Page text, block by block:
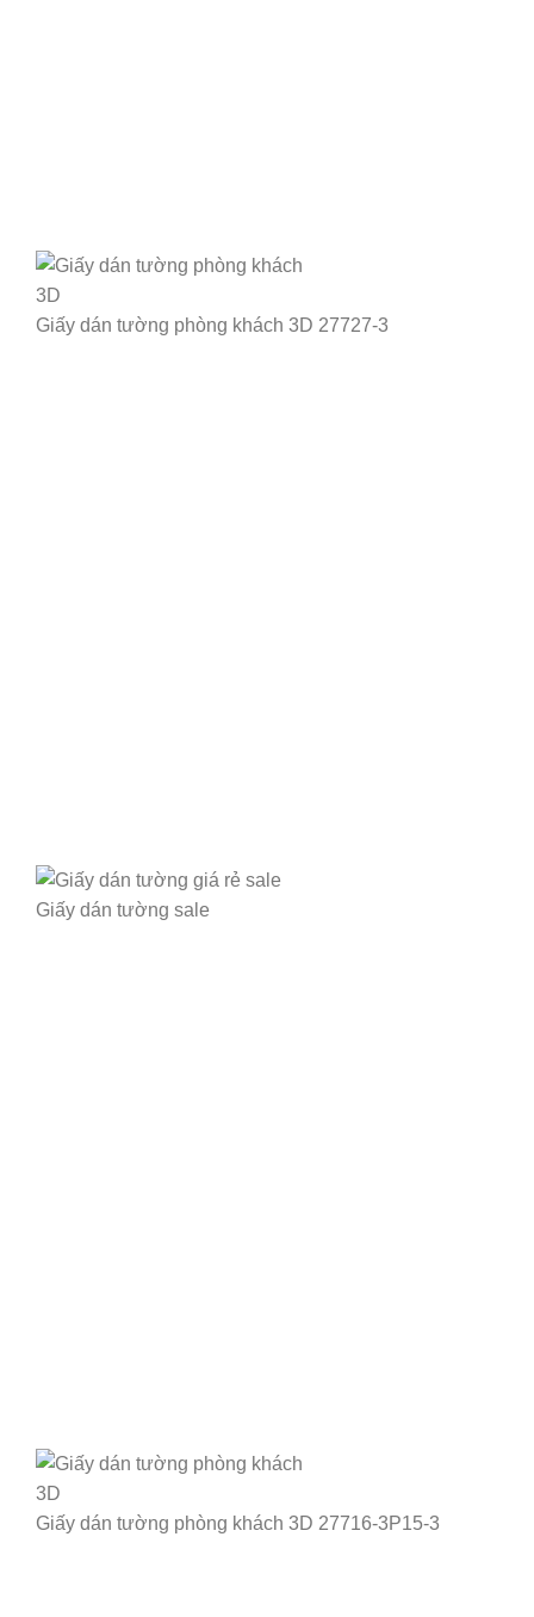
Giấy dán tường phòng khách 3D 27727-3
Giấy dán tường sale
Giấy dán tường phòng khách 3D 27716-3P15-3